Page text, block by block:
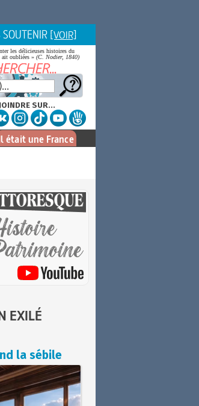
[VOIR]
les délicieuses histoires du
ait oubliées » (C. Nodier, 1840)
SUR...
était une France
EXILÉ
la sébile